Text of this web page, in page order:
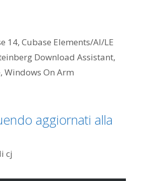
14,Cubase Elements/AI/LE
Download Assistant,
, Windows On Arm
aggiornati alla
cj